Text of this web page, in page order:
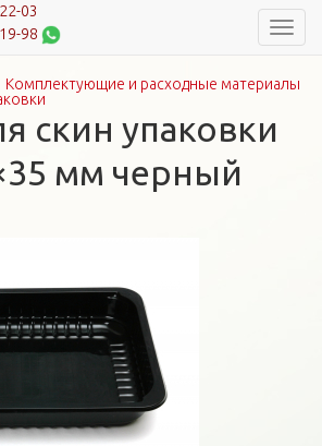
03
98
Комплектующие и расходные материалы
скин упаковки
мм черный